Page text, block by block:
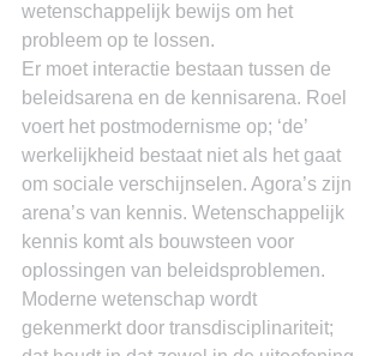
wetenschappelijk bewijs om het
probleem op te lossen.
Er moet interactie bestaan tussen de
beleidsarena en de kennisarena. Roel
voert het postmodernisme op; ‘de’
werkelijkheid bestaat niet als het gaat
om sociale verschijnselen. Agora’s zijn
arena’s van kennis. Wetenschappelijk
kennis komt als bouwsteen voor
oplossingen van beleidsproblemen.
Moderne wetenschap wordt
gekenmerkt door transdisciplinariteit;